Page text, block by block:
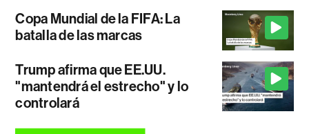
Copa Mundial de la FIFA: La
batalla de las marcas
Trump afirma que EE.UU.
"mantendrá el estrecho" y lo
controlará